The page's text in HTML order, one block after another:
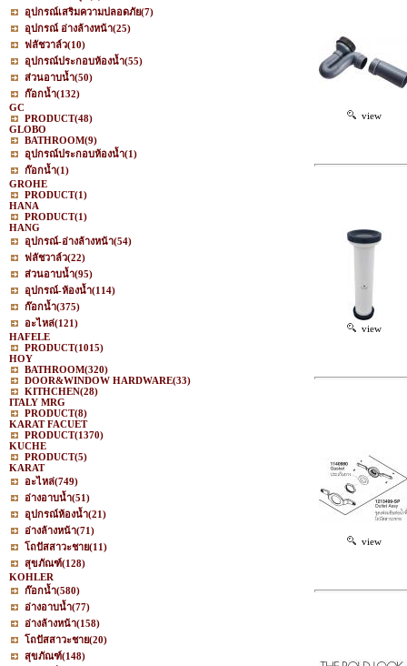
อุปกรณ์เสริมความปลอดภัย(7)
อุปกรณ์ อ่างล้างหน้า(25)
ฟลัชวาล์ว(10)
อุปกรณ์ประกอบห้องน้ำ(55)
ส่วนอาบน้ำ(50)
ก๊อกน้ำ(132)
GC
PRODUCT(48)
GLOBO
BATHROOM(9)
อุปกรณ์ประกอบห้องน้ำ(1)
ก๊อกน้ำ(1)
GROHE
PRODUCT(1)
HANA
PRODUCT(1)
HANG
อุปกรณ์-อ่างล้างหน้า(54)
ฟลัชวาล์ว(22)
ส่วนอาบน้ำ(95)
อุปกรณ์-ห้องน้ำ(114)
ก๊อกน้ำ(375)
อะไหล่(121)
HAFELE
PRODUCT(1015)
HOY
BATHROOM(320)
DOOR&WINDOW HARDWARE(33)
KITHCHEN(28)
ITALY MRG
PRODUCT(8)
KARAT FACUET
PRODUCT(1370)
KUCHE
PRODUCT(5)
KARAT
อะไหล่(749)
อ่างอาบน้ำ(51)
อุปกรณ์ห้องน้ำ(21)
อ่างล้างหน้า(71)
โถปัสสาวะชาย(11)
สุขภัณฑ์(128)
KOHLER
ก๊อกน้ำ(580)
อ่างอาบน้ำ(77)
อ่างล้างหน้า(158)
โถปัสสาวะชาย(20)
สุขภัณฑ์(148)
view
view
view